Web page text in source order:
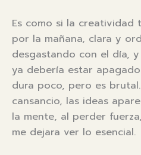
Es como si la creatividad
por la mañana, clara y
desgastando con el día,
ya debería estar
dura poco, pero es
cansancio, las ideas
la mente, al perder
me dejara ver lo esencial.